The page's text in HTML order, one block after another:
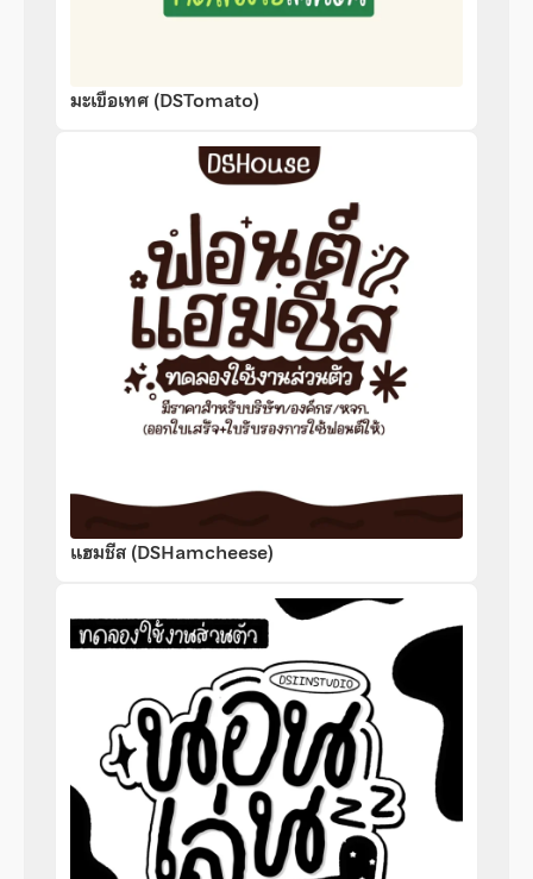
มะเขือเทศ (DSTomato)
แฮมชีส (DSHamcheese)